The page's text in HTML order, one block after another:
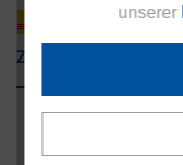
unserer
Zahlungsarten